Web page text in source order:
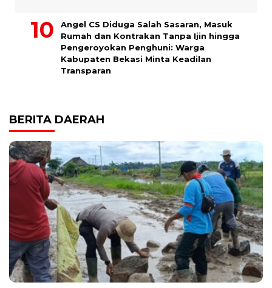
Angel CS Diduga Salah Sasaran, Masuk
Rumah dan Kontrakan Tanpa Ijin hingga
Pengeroyokan Penghuni: Warga
Kabupaten Bekasi Minta Keadilan
Transparan
BERITA DAERAH